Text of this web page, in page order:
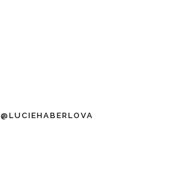
@LUCIEHABERLOVA